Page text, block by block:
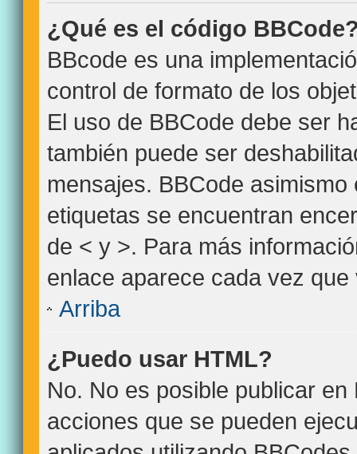
¿Qué es el código
BBcode es una
control de formato de los
El uso de BBCode debe ser
también puede ser
mensajes. BBCode
etiquetas se encuentran
de < y >. Para más
enlace aparece cada vez
Arriba
¿Puedo usar HTML?
No. No es posible publicar
acciones que se pueden